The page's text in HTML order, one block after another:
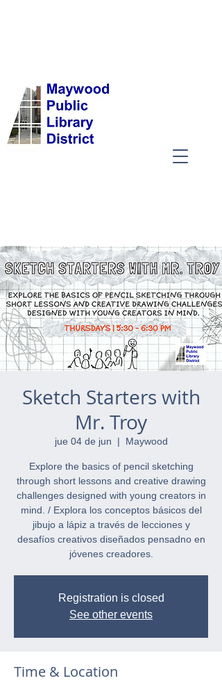
Sketch Starters with
Mr. Troy
jue 04 de jun
  |
Maywood
Explore the basics of pencil sketching
through short lessons and creative drawing
challenges designed with young creators in
mind. / Explora los conceptos básicos del
jibujo a lápiz a través de lecciones y
desafíos creativos diseñados pensadno en
jóvenes creadores.
Registration is closed
See other events
Time & Location